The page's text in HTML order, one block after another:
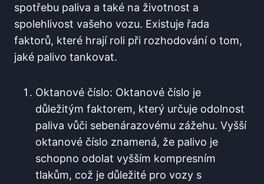
spotřebu paliva a také na ‌životnost a
spolehlivost vašeho vozu. Existuje řada ​
faktorů,‍ které hrají ‌roli při rozhodování o tom,
jaké palivo tankovat.
Oktanové číslo: Oktanové číslo je​
důležitým faktorem, který⁣ určuje odolnost
paliva vůči sebenárazovému⁤ zážehu.‍ Vyšší
oktanové číslo znamená, že palivo je
schopno odolat vyšším kompresním
tlakům, což⁣ je důležité pro vozy s